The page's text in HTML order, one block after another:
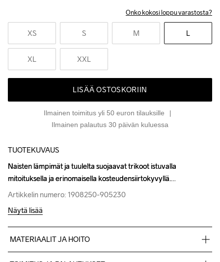
Onko kokosi loppu varastosta?
XS S M L
XL XXL
LISÄÄ OSTOSKORIIN
Ilmainen toimitus yli 50 euron tilauksille
Ilmainen palautus 30 päivän kuluessa
TUOTEKUVAUS
Naisten lämpimät ja tuulelta suojaavat trikoot istuvalla
mitoituksella ja erinomaisella kosteudensiirtokyvyllä.
Artikkelin numero: 1908250-905230
Naisten lämpimät ja tuulelta suojaavat trikoot istuvalla
mitoituksella ja erinomaisella kosteudensiirtokyvyllä.
Artikkelin numero: 1908250-905230
Näytä lisää
MATERIAALIT JA HOITO